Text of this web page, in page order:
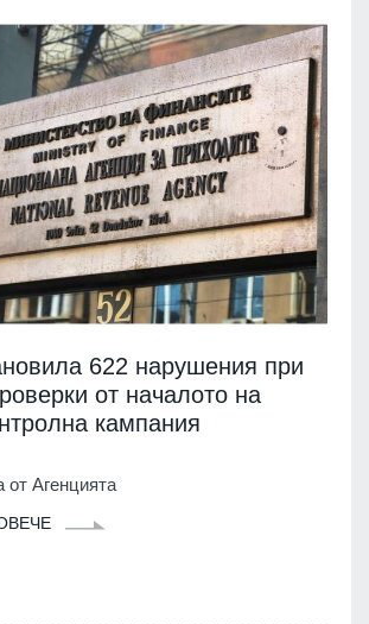
622 нарушения при
от началото на
кампания
Агенцията